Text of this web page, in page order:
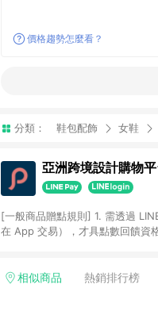
價格趨勢怎麼看？
分類： 鞋包配飾 女鞋
亞洲跨境設計購物
[一般商品贈點規則] 1. 需透過
在 App 交易），才具點數回饋資
格，部分退款不在此限。 6.
相似商品 熱銷排行榜